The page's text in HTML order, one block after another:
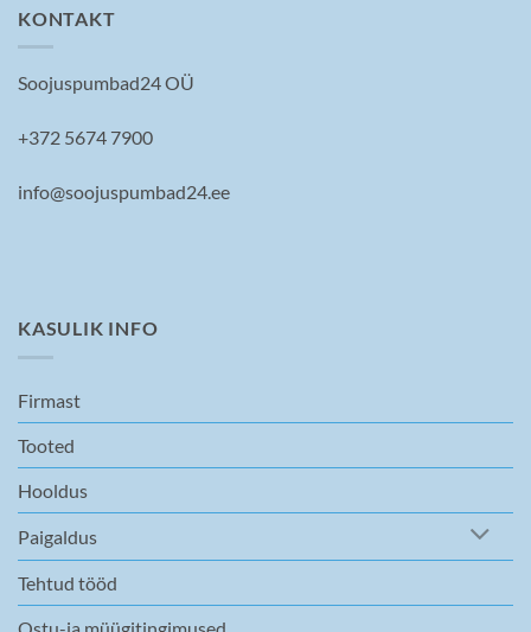
KONTAKT
Soojuspumbad24 OÜ
+372 5674 7900
info@soojuspumbad24.ee
KASULIK INFO
Firmast
Tooted
Hooldus
Paigaldus
Tehtud tööd